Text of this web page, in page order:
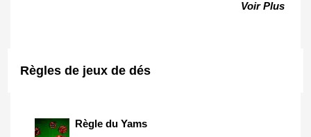
Voir Plus
Règles de jeux de dés
Règle du Yams